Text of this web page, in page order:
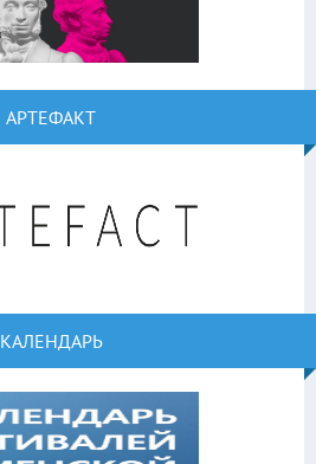
АРТЕФАКТ
КАЛЕНДАРЬ